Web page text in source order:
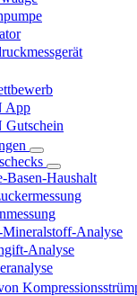
App
Basen-Haushalt
Mineralstoff-Analyse
Analyse